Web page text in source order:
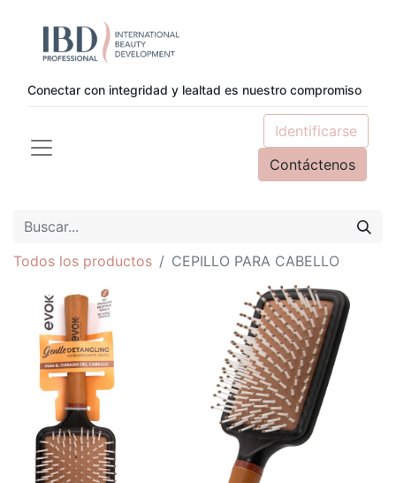
Conectar con integridad y lealtad es nuestro compromiso
Identificarse
Contáctenos
Todos los productos CEPILLO PARA CABELLO